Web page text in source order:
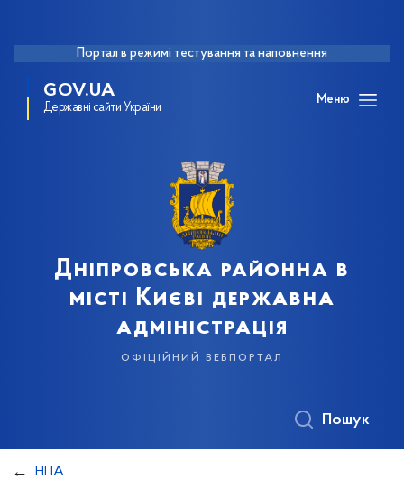
Портал в режимі тестування та наповнення
GOV.UA
Державні сайти України
Меню
Дніпровська районна в
місті Києві державна
адміністрація
офіційний вебпортал
Пошук
НПА